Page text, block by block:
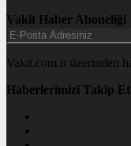
Vakit Haber Aboneliği
Vakit.com.tr üzerinden
Haberlerimizi Takip Et